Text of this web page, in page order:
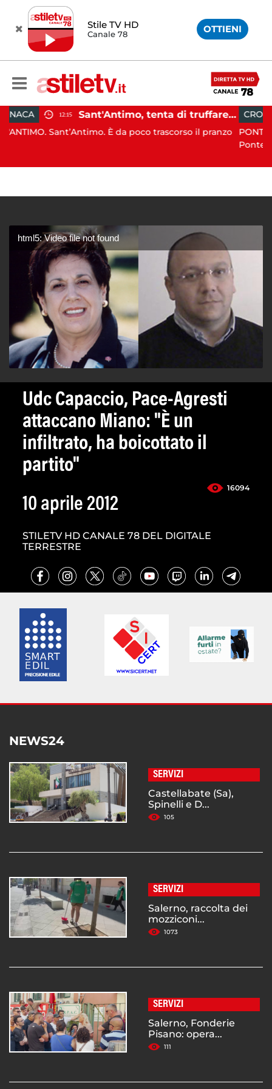
Stile TV HD
Canale 78 OTTIENI
Sant'Antimo, tenta di truffare anziana: 16enne denunciato dai carabinieri
È da poco trascorso il pranzo
CRONACA 10:09
PONTECAGNANO.
html5: Video file not found
Udc Capaccio, Pace-Agresti
attaccano Miano: "È un
infiltrato, ha boicottato il
partito"
16094
10 aprile 2012
STILETV HD CANALE 78 DEL DIGITALE
TERRESTRE
NEWS24
SERVIZI
Castellabate (Sa),
Spinelli e D...
105
SERVIZI
Salerno, raccolta dei
mozziconi...
1073
SERVIZI
Salerno, Fonderie
Pisano: opera...
111